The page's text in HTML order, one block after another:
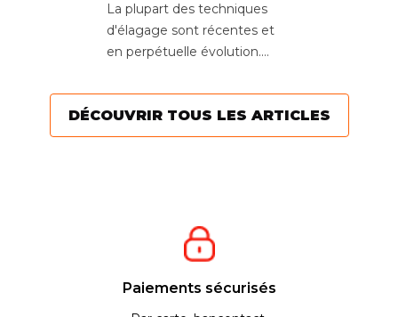
La plupart des techniques
d'élagage sont récentes et
en perpétuelle évolution.
de...
DÉCOUVRIR TOUS LES ARTICLES
Paiements sécurisés